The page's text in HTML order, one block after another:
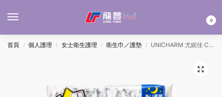
0
首頁 / 個人護理 / 女士衛生護理 / 衛生巾／護墊 / UNICHARM 尤妮佳 CENTER-IN 纖薄棉柔多量日用/夜用護翼衛生巾-無香 30.5CM 12’S